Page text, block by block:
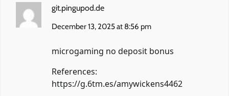
git.pingupod.de
December 13, 2025 at 8:56 pm
microgaming no deposit bonus
References:
https://g.6tm.es/amywickens4462